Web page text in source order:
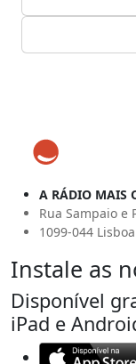
A RÁDIO MAIS
Rua Sampaio e
1099-044 Lisboa
Instale as
Disponível
iPad e